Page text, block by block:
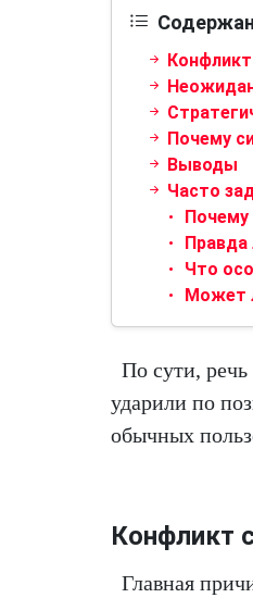
Почему
Выводы
Часто
Почему
Правда
Что
Может
По сути,
ударили по
обычных
Конфликт
Главная